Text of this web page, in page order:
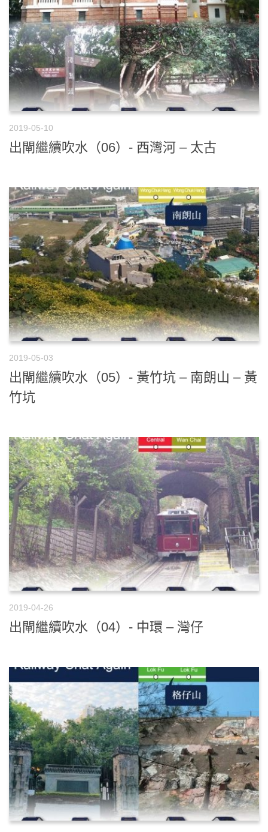
2019-05-10
出閘繼續吹水（06）- 西灣河 – 太古
2019-05-03
出閘繼續吹水（05）- 黃竹坑 – 南朗山 – 黃
竹坑
2019-04-26
出閘繼續吹水（04）- 中環 – 灣仔